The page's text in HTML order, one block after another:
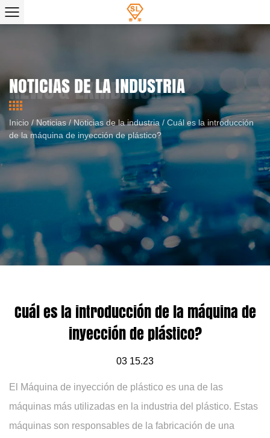
NOTICIAS DE LA INDUSTRIA
Inicio /Noticias/Noticias de la industria / Cuál es la introducción
de la máquina de inyección de plástico?
Cuál es la introducción de la máquina de
inyección de plástico?
03 15.23
El Máquina de inyección de plástico es una de las
máquinas más utilizadas en la industria del plástico. Estas
máquinas son responsables de la fabricación de una